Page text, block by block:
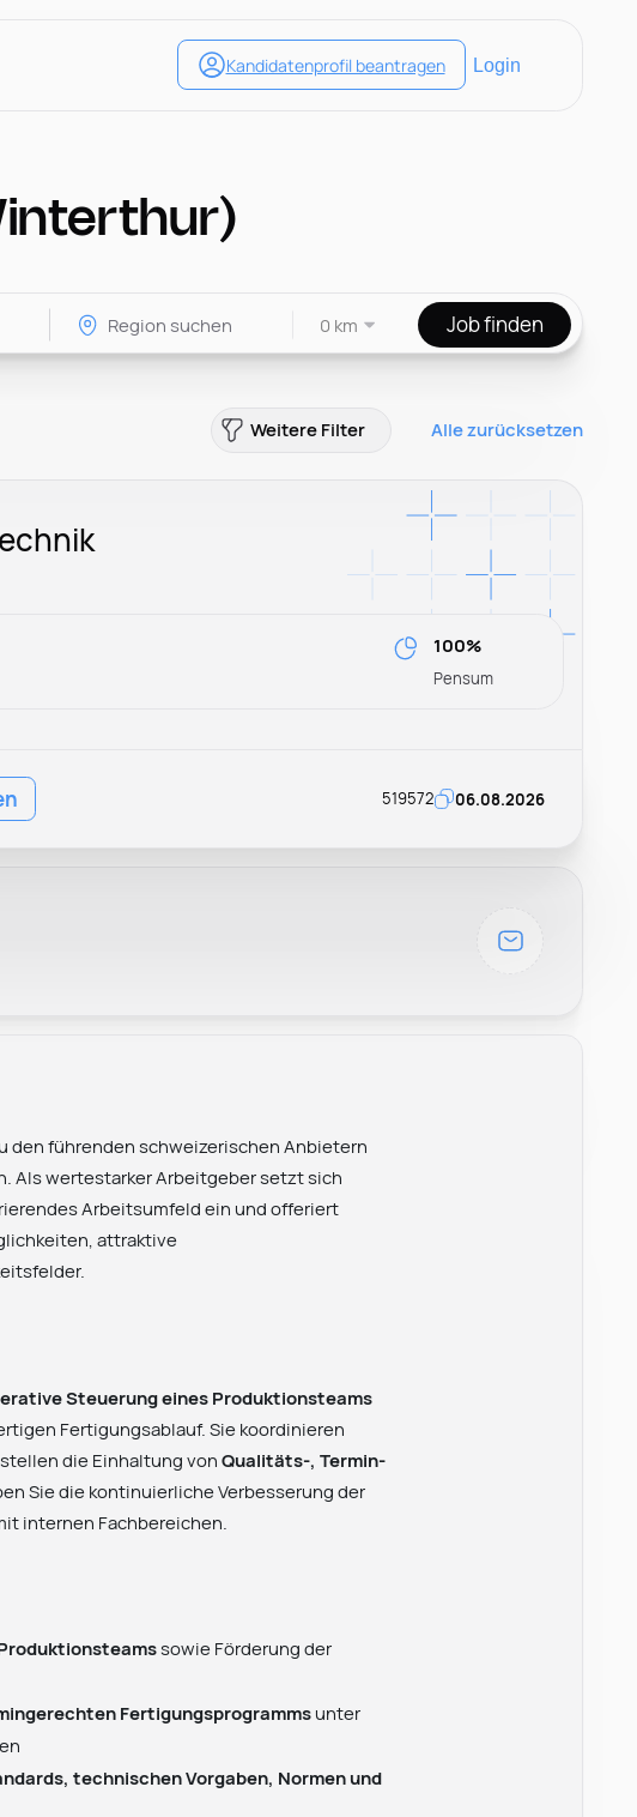
0 km Job finden
Weitere Filter Alle zurücksetzen
100%
Pensum
519572 06.08.2026
den führenden schweizerischen Anbietern
Als wertestarker Arbeitgeber setzt sich
Arbeitsumfeld ein und offeriert
attraktive
Steuerung eines Produktionsteams
Fertigungsablauf. Sie koordinieren
die Einhaltung vonQualitäts-, Termin-
Sie die kontinuierliche Verbesserung der
internen Fachbereichen.
sowie Förderung der
Fertigungsprogrammsunter
technischen Vorgaben, Normen und